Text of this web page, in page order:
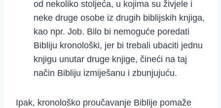
od nekoliko stoljeća, u kojima su živjele i
neke druge osobe iz drugih biblijskih knjiga,
kao npr. Job. Bilo bi nemoguće poredati
Bibliju kronološki, jer bi trebali ubaciti jednu
knjigu unutar druge knjige, čineći na taj
način Bibliju izmiješanu i zbunjujuću.
Ipak, kronološko proučavanje Biblije pomaže